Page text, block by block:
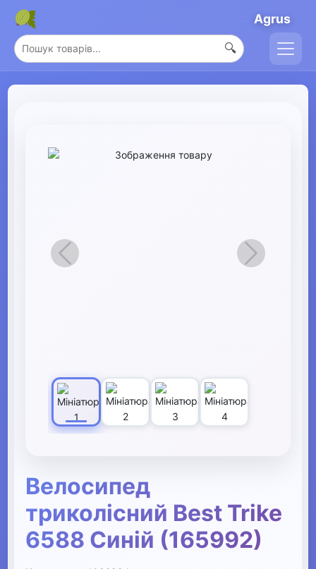
Agrus
🔍
Назад Вперед
Велосипед
триколісний Best Trike
6588 Синій (165992)